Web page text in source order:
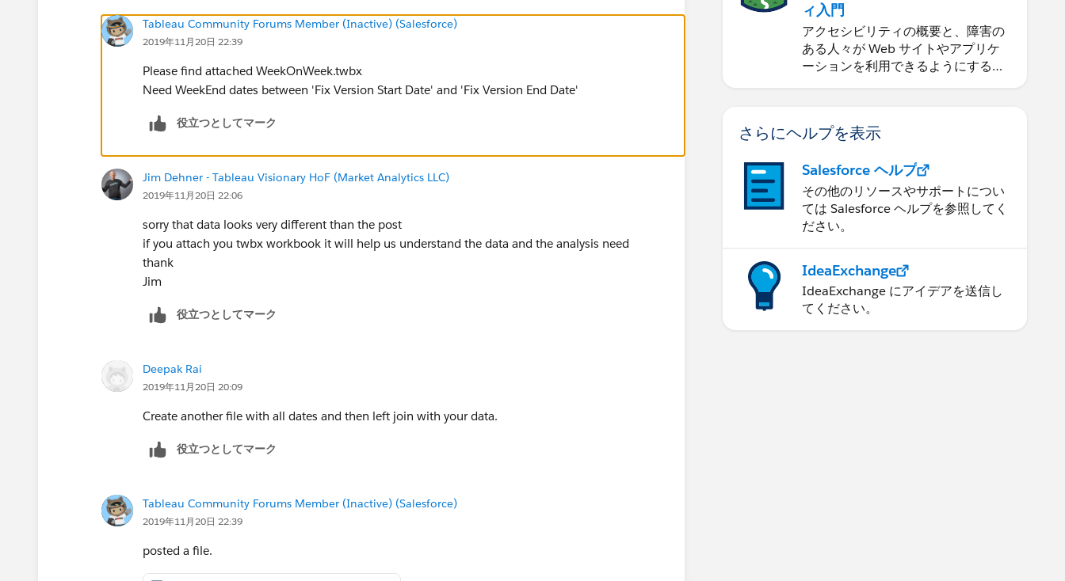
Tableau Community Forums Member (Inactive) (Salesforce)
2019年11月20日 22:39
Please find attached WeekOnWeek.twbx
Need WeekEnd dates between 'Fix Version Start Date' and 'Fix Version End Date'
役立つとしてマーク
Jim Dehner - Tableau Visionary HoF (Market Analytics LLC)
2019年11月20日 22:06
sorry that data looks very different than the post
if you attach you twbx workbook it will help us understand the data and the analysis need
thank
Jim
役立つとしてマーク
Deepak Rai
2019年11月20日 20:09
Create another file with all dates and then left join with your data.
役立つとしてマーク
Tableau Community Forums Member (Inactive) (Salesforce)
2019年11月20日 22:39
posted a file.
ィ入門
アクセシビリティの概要と、障害の
ある人々が Web サイトやアプリケ
ーションを利用できるようにする方
さらにヘルプを表示
Salesforce ヘルプ
その他のリソースやサポートについ
ては Salesforce ヘルプを参照してく
ださい。
IdeaExchange
IdeaExchange にアイデアを送信し
てください。